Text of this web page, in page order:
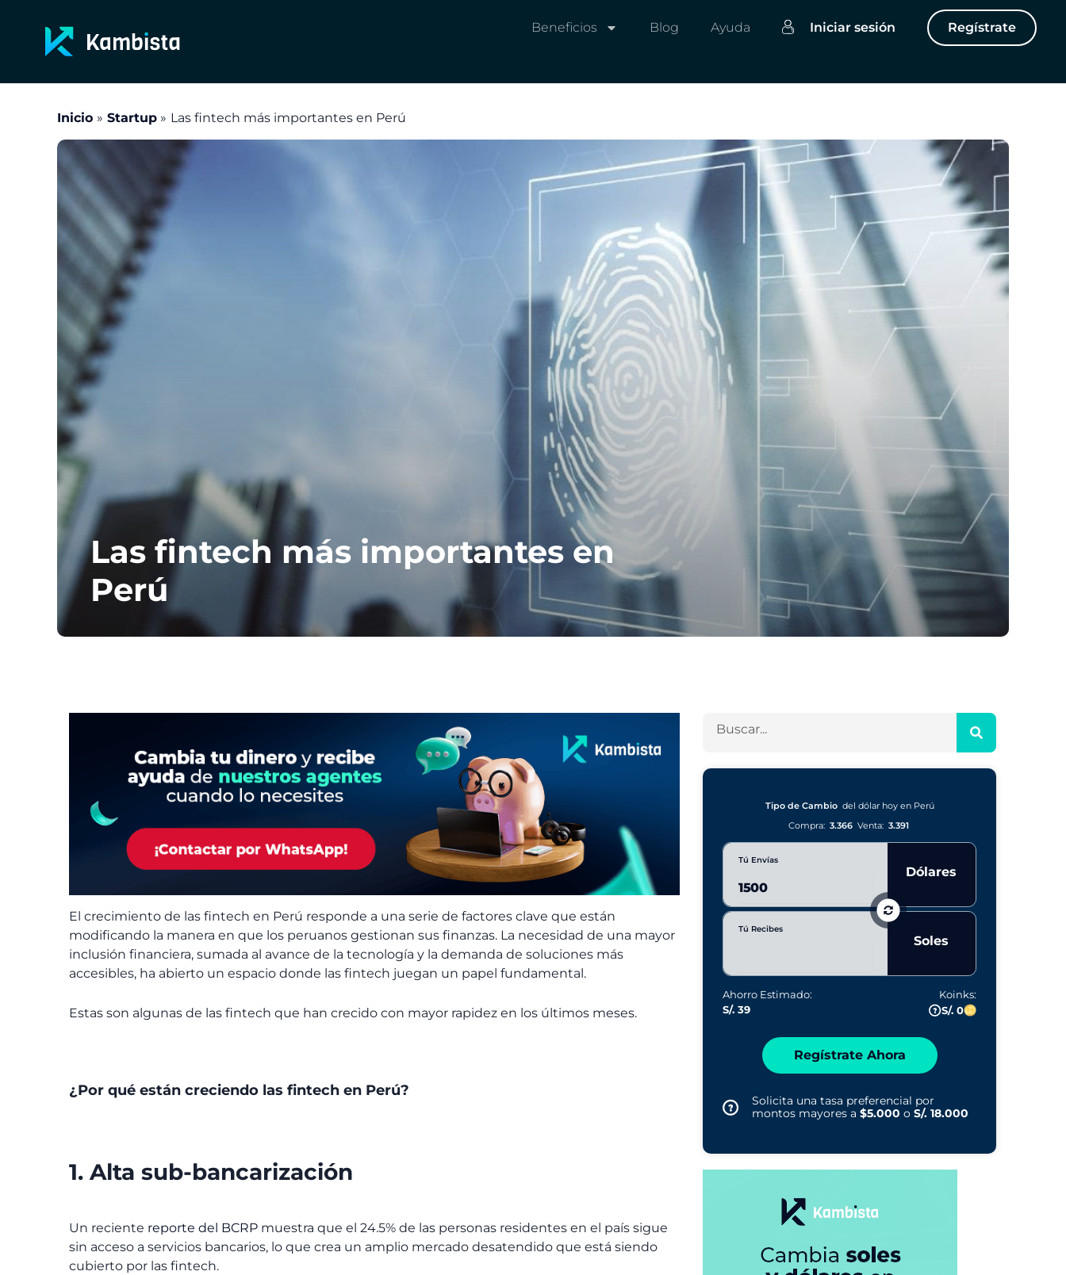
contenido
Beneficios Blog Ayuda Iniciar sesión Regístrate
Inicio Startup Las fintech más importantes en Perú
Las fintech más importantes en
Perú
El crecimiento de las fintech en Perú responde a una serie de factores clave que están
modificando la manera en que los peruanos gestionan sus finanzas. La necesidad de una mayor
inclusión financiera, sumada al avance de la tecnología y la demanda de soluciones más
accesibles, ha abierto un espacio donde las fintech juegan un papel fundamental.
Estas son algunas de las fintech que han crecido con mayor rapidez en los últimos meses.
¿Por qué están creciendo las fintech en Perú?
1. Alta sub-bancarización
Un reciente reporte del BCRP muestra que el 24.5% de las personas residentes en el país sigue
sin acceso a servicios bancarios, lo que crea un amplio mercado desatendido que está siendo
cubierto por las fintech.
c
Tipo de Cambio del dólar hoy en Perú
Compra: 3.366 Venta: 3.391
Tú Envías
Dólares
Tú Recibes
Soles
Ahorro Estimado:
S/. 39
Koinks:
S/. 0
Regístrate Ahora
Solicita una tasa preferencial por
montos mayores a $5.000 o S/. 18.000
sí